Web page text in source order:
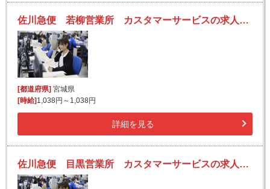
佐川急便 若柳営業所 カスタマーサービスの求人！未経験歓迎！先輩たちがサポートします♪
[都道府県] 宮城県
[時給] 1,038円～1,038円
詳細を見る
佐川急便 目黒営業所 カスタマーサービスの求人！未経験歓迎！先輩たちがサポートします♪